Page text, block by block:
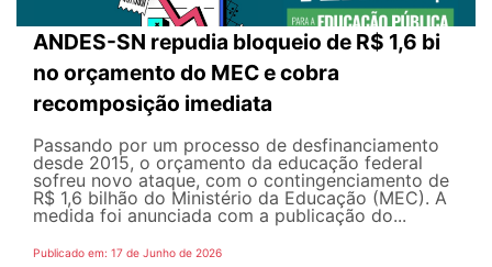
ANDES-SN repudia bloqueio de R$ 1,6 bi
no orçamento do MEC e cobra
recomposição imediata
Passando por um processo de desfinanciamento
desde 2015, o orçamento da educação federal
sofreu novo ataque, com o contingenciamento de
R$ 1,6 bilhão do Ministério da Educação (MEC). A
medida foi anunciada com a publicação do...
Publicado em: 17 de Junho de 2026